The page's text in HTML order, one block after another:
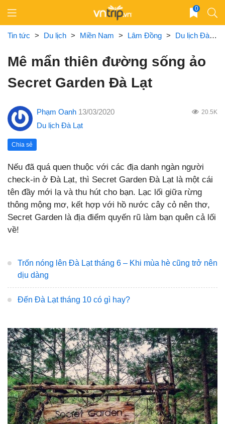
content
0
Tin tức > Du lịch > Miền Nam > Lâm Đồng > Du lịch Đà Lạt
Mê mẩn thiên đường sống ảo
Secret Garden Đà Lạt
Phạm Oanh 13/03/2020 20.5K
Du lịch Đà Lạt
Chia sẻ
Nếu đã quá quen thuộc với các địa danh ngàn người
check-in ở Đà Lạt, thì Secret Garden Đà Lạt là một cái
tên đầy mới lạ và thu hút cho bạn. Lạc lối giữa rừng
thông mộng mơ, kết hợp với hồ nước cây cỏ nên thơ,
Secret Garden là địa điểm quyến rũ làm bạn quên cả lối
về!
Trốn nóng lên Đà Lạt tháng 6 – Khi mùa hè cũng trở nên
dịu dàng
Đến Đà Lạt tháng 10 có gì hay?